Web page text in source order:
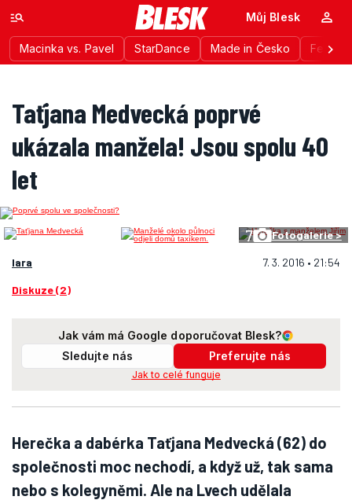
Macinka vs. Pavel StarDance Made in Česko
Můj Blesk
Taťjana Medvecká poprvé
ukázala manžela! Jsou spolu 40
let
7 Fotogalerie >
lara 7. 3. 2016 • 21:54
Diskuze (2)
Jak vám má Google doporučovat Blesk?
Sledujte nás
Preferujte nás
Jak to celé funguje
Herečka a dabérka Taťjana Medvecká (62) do
společnosti moc nechodí, a když už, tak sama
nebo s kolegyněmi. Ale na Lvech udělala